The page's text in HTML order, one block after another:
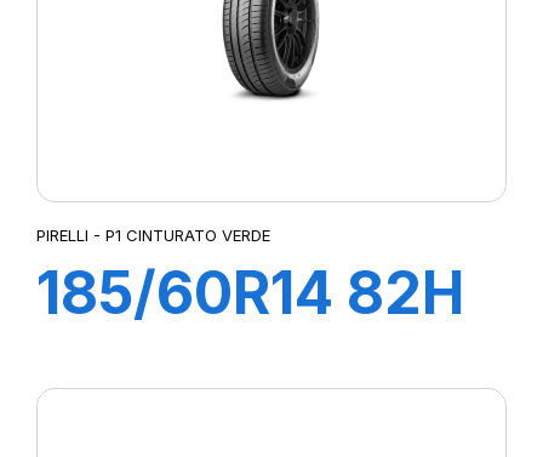
PIRELLI - P1 CINTURATO VERDE
185/60R14 82H